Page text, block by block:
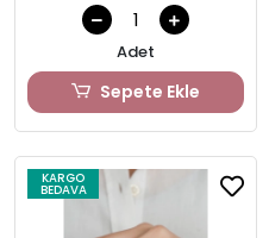
Adet
Sepete Ekle
KARGO
BEDAVA